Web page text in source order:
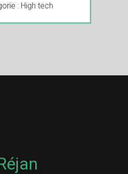
: High tech